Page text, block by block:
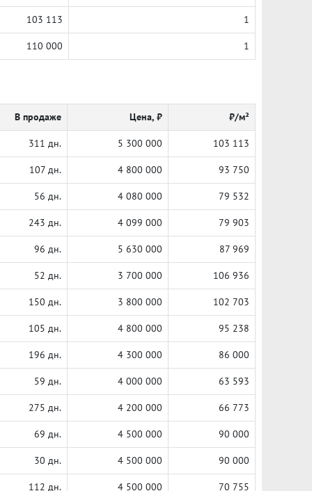
103 113 1
110 000 1
В продаже Цена, ₽ ₽/м²
311 дн. 5 300 000 103 113
107 дн. 4 800 000 93 750
56 дн. 4 080 000 79 532
243 дн. 4 099 000 79 903
96 дн. 5 630 000 87 969
52 дн. 3 700 000 106 936
150 дн. 3 800 000 102 703
105 дн. 4 800 000 95 238
196 дн. 4 300 000 86 000
59 дн. 4 000 000 63 593
275 дн. 4 200 000 66 773
69 дн. 4 500 000 90 000
30 дн. 4 500 000 90 000
112 дн. 4 500 000 70 755